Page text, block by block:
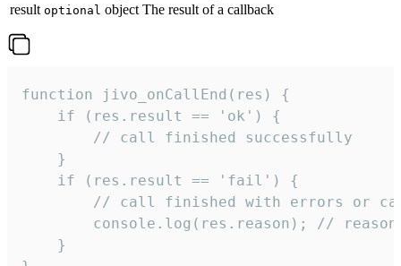
result optional object The result of a callback
function jivo_onCallEnd(res) {
    if (res.result == 'ok') {
        // call finished successfully
    }
    if (res.result == 'fail') {
// call finished with errors or
console.log(res.reason); //
    }